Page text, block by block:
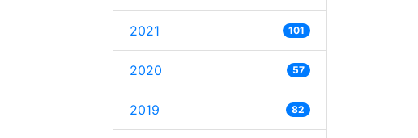
2021 101
2020 57
2019 82